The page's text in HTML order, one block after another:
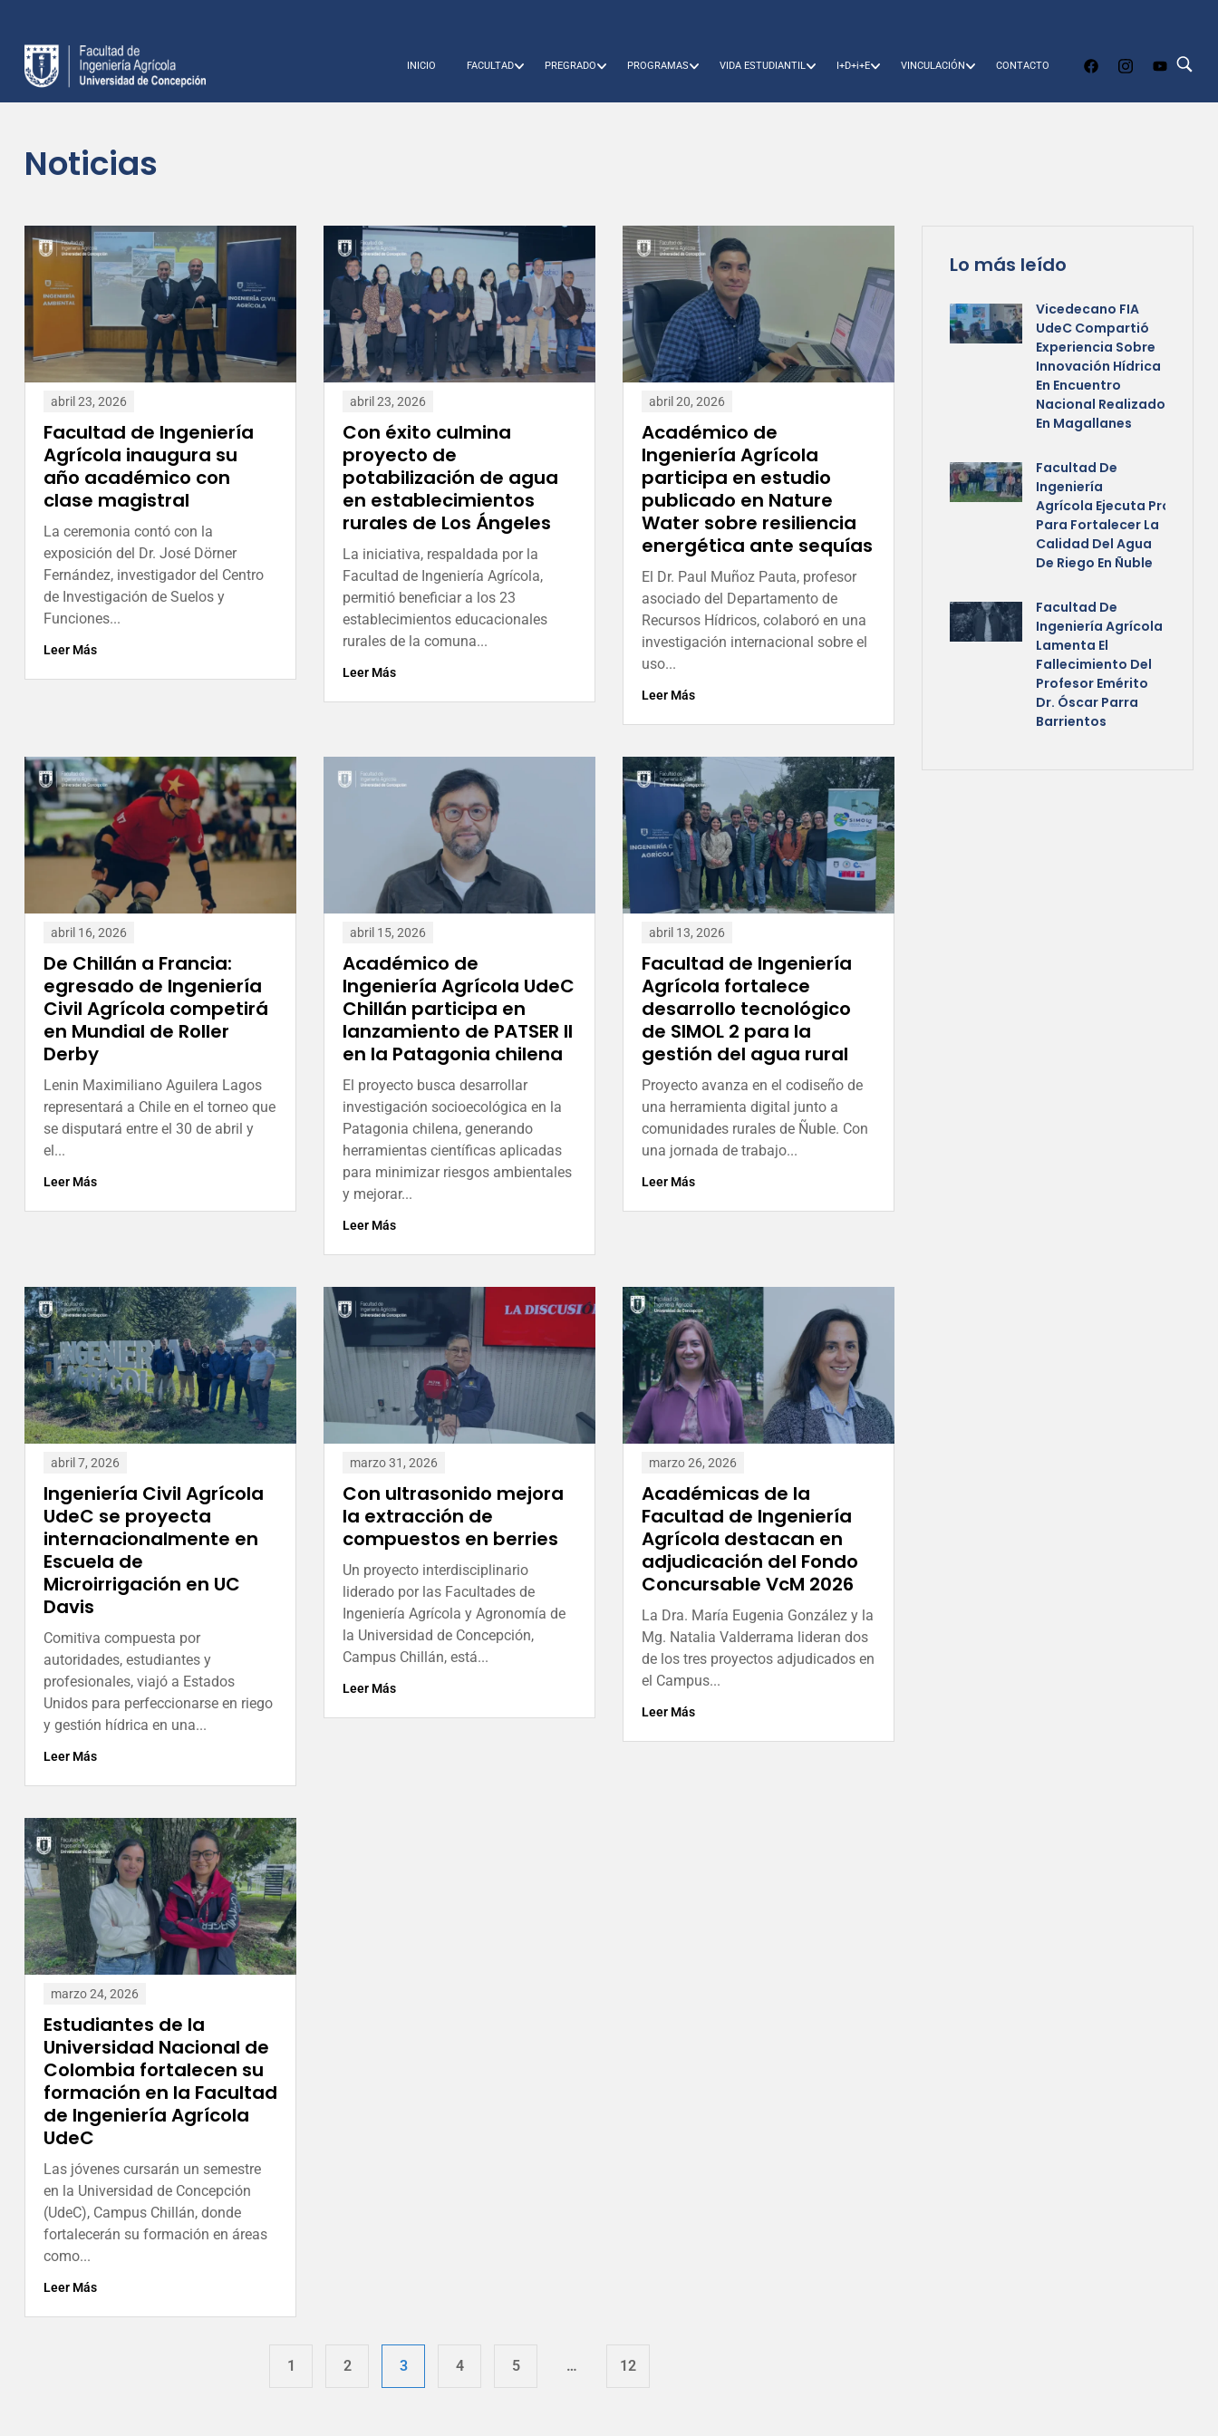
INICIO FACULTAD PREGRADO PROGRAMAS VIDA ESTUDIANTIL I+D+i+E VINCULACIÓN CONTACTO
Noticias
abril 23, 2026
Facultad de Ingeniería
Agrícola inaugura su
año académico con
clase magistral
La ceremonia contó con la
exposición del Dr. José Dörner
Fernández, investigador del Centro
de Investigación de Suelos y
Funciones...
Leer Más
abril 23, 2026
Con éxito culmina
proyecto de
potabilización de agua
en establecimientos
rurales de Los Ángeles
La iniciativa, respaldada por la
Facultad de Ingeniería Agrícola,
permitió beneficiar a los 23
establecimientos educacionales
rurales de la comuna...
Leer Más
abril 20, 2026
Académico de
Ingeniería Agrícola
participa en estudio
publicado en Nature
Water sobre resiliencia
energética ante sequías
El Dr. Paul Muñoz Pauta, profesor
asociado del Departamento de
Recursos Hídricos, colaboró en una
investigación internacional sobre el
uso...
Leer Más
abril 16, 2026
De Chillán a Francia:
egresado de Ingeniería
Civil Agrícola competirá
en Mundial de Roller
Derby
Lenin Maximiliano Aguilera Lagos
representará a Chile en el torneo que
se disputará entre el 30 de abril y
el...
Leer Más
abril 15, 2026
Académico de
Ingeniería Agrícola UdeC
Chillán participa en
lanzamiento de PATSER II
en la Patagonia chilena
El proyecto busca desarrollar
investigación socioecológica en la
Patagonia chilena, generando
herramientas científicas aplicadas
para minimizar riesgos ambientales
y mejorar...
Leer Más
abril 13, 2026
Facultad de Ingeniería
Agrícola fortalece
desarrollo tecnológico
de SIMOL 2 para la
gestión del agua rural
Proyecto avanza en el codiseño de
una herramienta digital junto a
comunidades rurales de Ñuble. Con
una jornada de trabajo...
Leer Más
abril 7, 2026
Ingeniería Civil Agrícola
UdeC se proyecta
internacionalmente en
Escuela de
Microirrigación en UC
Davis
Comitiva compuesta por
autoridades, estudiantes y
profesionales, viajó a Estados
Unidos para perfeccionarse en riego
y gestión hídrica en una...
Leer Más
marzo 31, 2026
Con ultrasonido mejora
la extracción de
compuestos en berries
Un proyecto interdisciplinario
liderado por las Facultades de
Ingeniería Agrícola y Agronomía de
la Universidad de Concepción,
Campus Chillán, está...
Leer Más
marzo 26, 2026
Académicas de la
Facultad de Ingeniería
Agrícola destacan en
adjudicación del Fondo
Concursable VcM 2026
La Dra. María Eugenia González y la
Mg. Natalia Valderrama lideran dos
de los tres proyectos adjudicados en
el Campus...
Leer Más
marzo 24, 2026
Estudiantes de la
Universidad Nacional de
Colombia fortalecen su
formación en la Facultad
de Ingeniería Agrícola
UdeC
Las jóvenes cursarán un semestre
en la Universidad de Concepción
(UdeC), Campus Chillán, donde
fortalecerán su formación en áreas
como...
Leer Más
1 2 3 4 5 … 12
Lo más leído
Vicedecano FIA
UdeC Compartió
Experiencia Sobre
Innovación Hídrica
En Encuentro
Nacional Realizado
En Magallanes
Facultad De
Ingeniería
Agrícola Ejecuta Programa
Para Fortalecer La
Calidad Del Agua
De Riego En Ñuble
Facultad De
Ingeniería Agrícola
Lamenta El
Fallecimiento Del
Profesor Emérito
Dr. Óscar Parra
Barrientos